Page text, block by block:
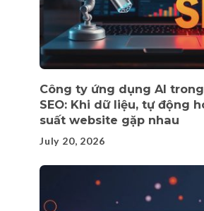
Công ty ứng dụng AI
SEO: Khi dữ liệu, tự động
suất website gặp nhau
July 20, 2026